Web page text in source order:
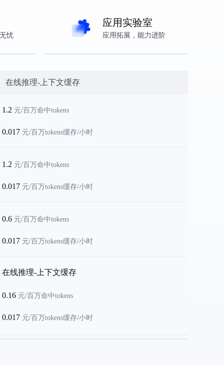
忧
应用实验室
应用拓展，能力进阶
1.2 元/百万命中tokens
0.017 元/百万tokens缓存/小时
1.2 元/百万命中tokens
0.017 元/百万tokens缓存/小时
0.6 元/百万命中tokens
0.017 元/百万tokens缓存/小时
在线推理-上下文缓存
0.16 元/百万命中tokens
0.017 元/百万tokens缓存/小时
在线推理-上下文缓存